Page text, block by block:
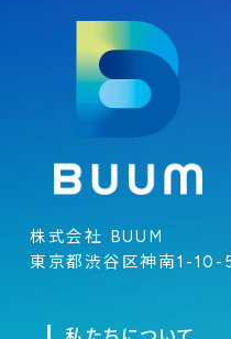
株式会社 BUUM
東京都渋谷区神南1-10-